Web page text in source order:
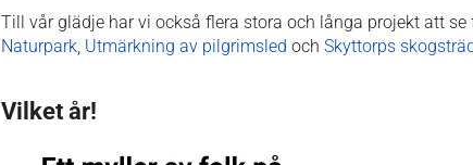
Till vår glädje har vi också flera stora och långa projekt att
Naturpark, Utmärkning av pilgrimsled och Skyttorps
Vilket år!